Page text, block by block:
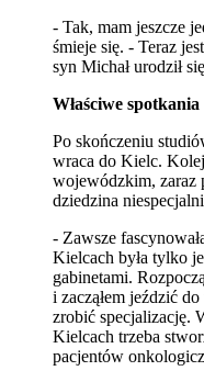
- Tak, mam jeszcze
śmieje się. - Teraz
syn Michał urodził
Właściwe spotkania
Po skończeniu
wraca do Kielc.
wojewódzkim, zaraz
dziedzina
- Zawsze
Kielcach była tylko
gabinetami.
i zacząłem jeździć
zrobić specjalizację.
Kielcach trzeba
pacjentów